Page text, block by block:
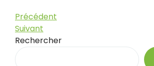
Navigation
de
l’article
Article
précédent
Précédent
Article
suivant
Suivant
Rechercher